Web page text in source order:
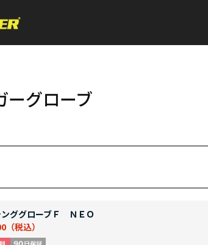
ーグローブ
ググローブＦ ＮＥＯ